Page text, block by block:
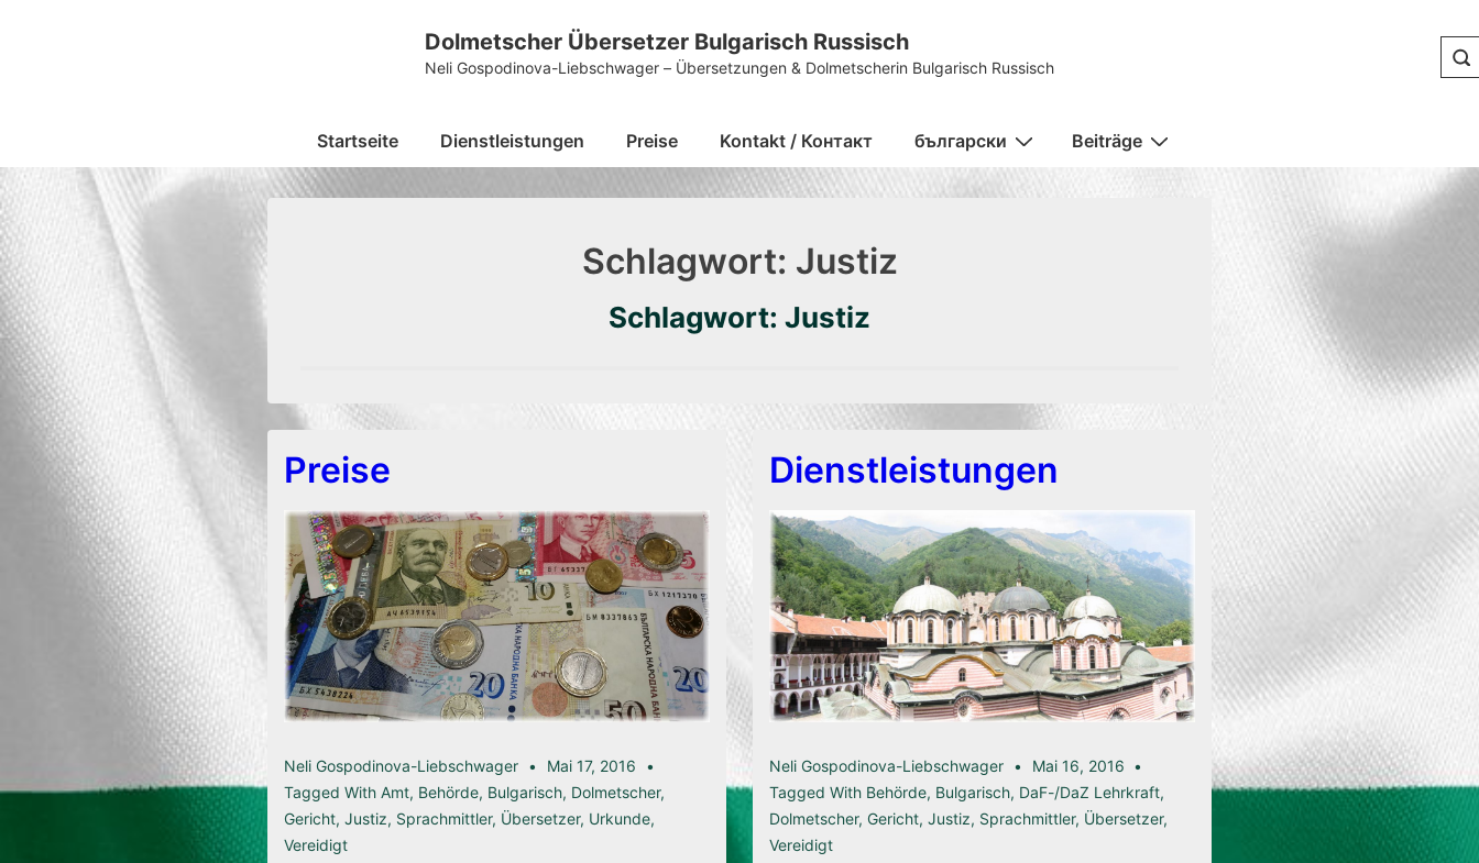
Dolmetscher Übersetzer Bulgarisch Russisch
Neli Gospodinova-Liebschwager – Übersetzungen & Dolmetscherin Bulgarisch Russisch
Hauptnavigation
Startseite Dienstleistungen Preise Kontakt / Контакт български Beiträge
Schlagwort: Justiz
Schlagwort: Justiz
Preise
Neli Gospodinova-Liebschwager
Mai 17, 2016
Tagged WithAmt, Behörde, Bulgarisch, Dolmetscher,
Gericht,Justiz, Sprachmittler, Übersetzer, Urkunde,
Vereidigt
Dienstleistungen
Neli Gospodinova-Liebschwager
Mai 16, 2016
Tagged With Behörde, Bulgarisch, DaF-/DaZ Lehrkraft,
Dolmetscher, Gericht, Justiz, Sprachmittler, Übersetzer,
Vereidigt